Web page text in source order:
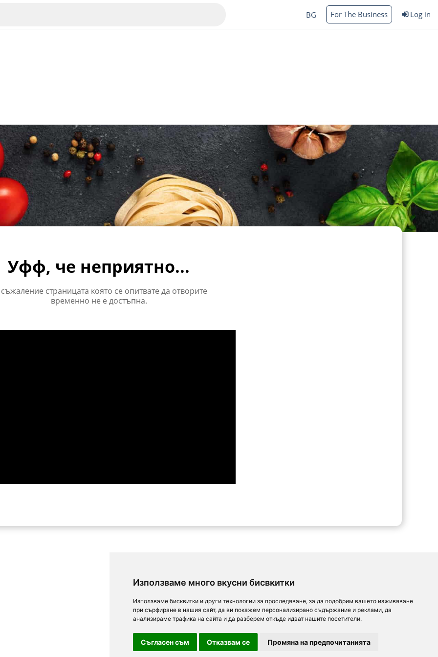
Използваме много вкусни бисвкитки
Използваме бисквитки и други технологии за проследяване, за да подобрим вашето изживяване
при сърфиране в нашия сайт, да ви покажем персонализирано съдържание и реклами, да
анализираме трафика на сайта и да разберем откъде идват нашите посетители.
Съгласен съм Отказвам се Промяна на предпочитанията
Plovdiv
Burgas
Veliko Tarnovo
BG For The Business Log in
Уфф, че неприятно...
страницата която се опитвате да отворите
временно не е достъпна.